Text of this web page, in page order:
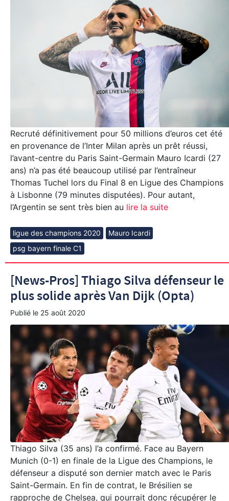
Recruté définitivement pour 50 millions d’euros cet été
en provenance de l’Inter Milan après un prêt réussi,
l’avant-centre du Paris Saint-Germain Mauro Icardi (27
ans) n’a pas été beaucoup utilisé par l’entraîneur
Thomas Tuchel lors du Final 8 en Ligue des Champions
à Lisbonne (79 minutes disputées). Pour autant,
l’Argentin se sent très bien au lire la suite
ligue des champions 2020
Mauro Icardi
psg bayern finale C1
[News-Pros] Thiago Silva défenseur le
plus solide après Van Dijk (Opta)
Publié le 25 août 2020
Thiago Silva (35 ans) l’a confirmé. Face au Bayern
Munich (0-1) en finale de la Ligue des Champions, le
défenseur a disputé son dernier match avec le Paris
Saint-Germain. En fin de contrat, le Brésilien se
rapproche de Chelsea, qui pourrait donc récupérer le